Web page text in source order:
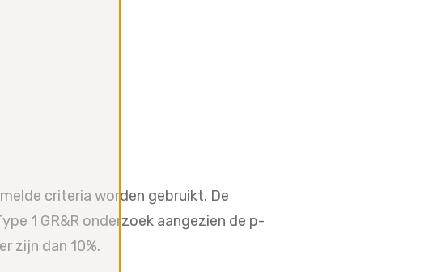
criteria worden gebruikt. De
1 GR&R onderzoek aangezien de p-
zijn dan 10%.